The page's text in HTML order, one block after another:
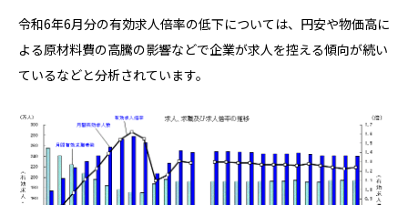
令和6年6月分の有効求人倍率の低下については、円安や物価高に
よる原材料費の高騰の影響などで企業が求人を控える傾向が続い
ているなどと分析されています。